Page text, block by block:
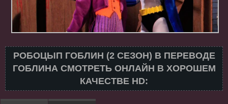
РОБОЦЫП ГОБЛИН (2 СЕЗОН) В ПЕРЕВОДЕ
ГОБЛИНА СМОТРЕТЬ ОНЛАЙН В ХОРОШЕМ
КАЧЕСТВЕ HD: